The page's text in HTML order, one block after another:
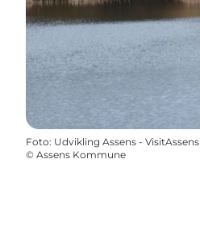
Foto: Udvikling Assens - VisitAssens
© Assens Kommune